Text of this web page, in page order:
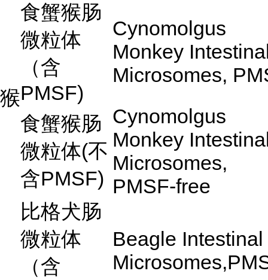
猴
食蟹猴肠
微粒体
（含
PMSF)
Cynomolgus
Monkey
Microsomes,
食蟹猴肠
微粒体(不
含PMSF)
Cynomolgus
Monkey
Microsomes,
PMSF-free
比格犬肠
微粒体
（含
Beagle Intestinal